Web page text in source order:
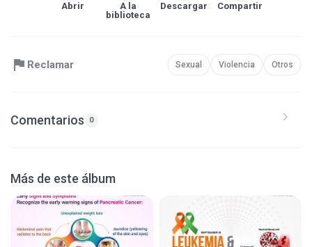
Abrir
A la
biblioteca
Descargar Compartir
Reclamar Sexual Violencia Otros
Comentarios 0
Más de este álbum